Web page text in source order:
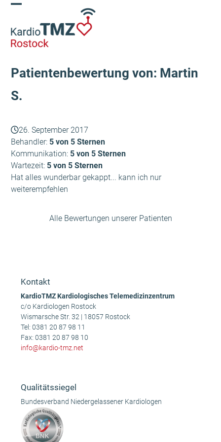
Skip
content
mobile
menu
mobile
menu
Patientenbewertung von: Martin
S.
26. September 2017
Behandler: 5 von 5 Sternen
Kommunikation: 5 von 5 Sternen
Wartezeit: 5 von 5 Sternen
Hat alles wunderbar gekappt... kann ich nur
weiterempfehlen
Alle Bewertungen unserer Patienten
Kontakt
KardioTMZ Kardiologisches Telemedizinzentrum
c/o Kardiologen Rostock
Wismarsche Str. 32 | 18057 Rostock
Tel:0381 20 87 98 11
Fax: 0381 20 87 98 10
info@kardio-tmz.net
Qualitätssiegel
Bundesverband Niedergelassener Kardiologen